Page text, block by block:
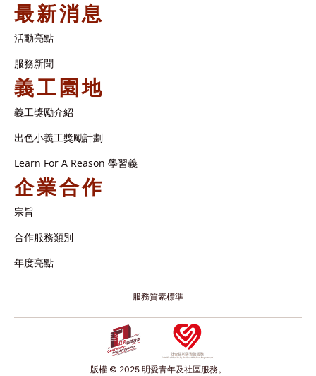
最新消息
活動亮點
服務新聞
義工園地
義工獎勵介紹
出色小義工獎勵計劃
Learn For A Reason 學習義
企業合作
宗旨
合作服務類別
年度亮點
服務質素標準
版權 © 2025 明愛青年及社區服務。